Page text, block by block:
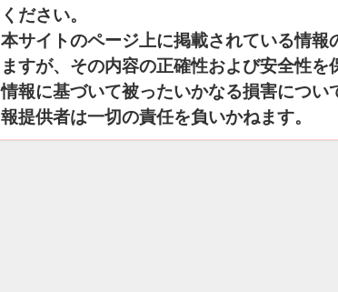
ください。
本サイトのページ上に掲載されている情報
ますが、その内容の正確性および安全性
情報に基づいて被ったいかなる損害につ
報提供者は一切の責任を負いかねます。